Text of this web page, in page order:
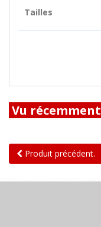
Tailles
Vu récemment
Produit précédent.